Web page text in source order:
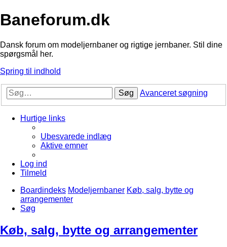
Baneforum.dk
Dansk forum om modeljernbaner og rigtige jernbaner. Stil dine
spørgsmål her.
Spring til indhold
Søg Avanceret søgning
Hurtige links
Ubesvarede indlæg
Aktive emner
Log ind
Tilmeld
Boardindeks Modeljernbaner Køb, salg, bytte og
arrangementer
Søg
Køb, salg, bytte og arrangementer